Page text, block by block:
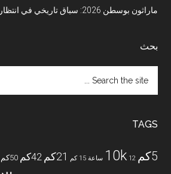
ماراثون بوسطن 2026: سباق تاريخي في انتظارنا
بحث
the
TAGS
5كم 10k 12 ساعة 15 كم 21كم 42كم 50كم